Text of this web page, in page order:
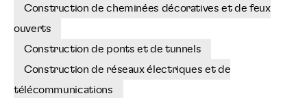
Construction de cheminées décoratives et de feux
ouverts
Construction de ponts et de tunnels
Construction de réseaux électriques et de
télécommunications